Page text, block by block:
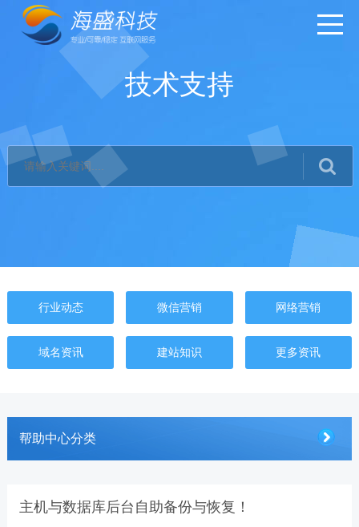
技术支持
行业动态 微信营销 网络营销
域名资讯 建站知识 更多资讯
帮助中心分类
主机与数据库后台自助备份与恢复！